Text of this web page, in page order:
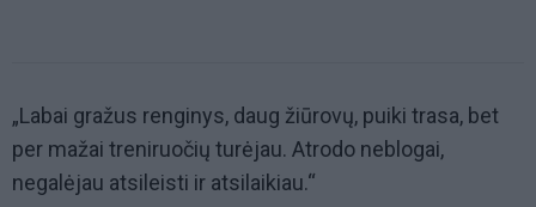
„Labai gražus renginys, daug žiūrovų, puiki trasa, bet
per mažai treniruočių turėjau. Atrodo neblogai,
negalėjau atsileisti ir atsilaikiau.“